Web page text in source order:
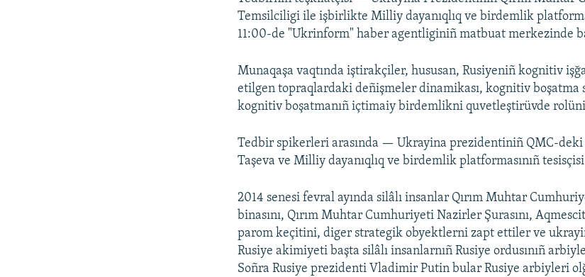
Temsilciligi ile işbirlikte Milliy dayanıqlıq ve birdemlik
11:00-de "Ukrinform" haber agentliginiñ matbuat merkezinde
Munaqaşa vaqtında iştirakçiler, hususan, Rusiyeniñ kognitiv
etilgen topraqlardaki deñişmeler dinamikası, kognitiv boşatma
kognitiv boşatmanıñ içtimaiy birdemlikni quvetleştirüvde
Tedbir spikerleri arasında — Ukrayina prezidentiniñ QMC-
Taşeva ve Milliy dayanıqlıq ve birdemlik platformasınıñ
2014 senesi fevral ayında silâlı insanlar Qırım Muhtar
binasını, Qırım Muhtar Cumhuriyeti Nazirler Şurasını,
parom keçitini, diger strategik obyektlerni zapt ettiler ve
Rusiye akimiyeti başta silâlı insanlarnıñ Rusiye ordusınıñ
Soñra Rusiye prezidenti Vladimir Putin bular Rusiye arbiyleri